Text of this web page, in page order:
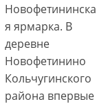
Новофетининска
я ярмарка. В
деревне
Новофетинино
Кольчугинского
района впервые